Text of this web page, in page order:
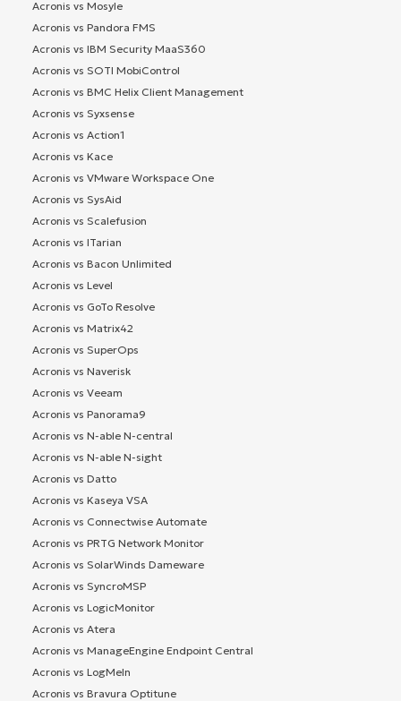
Acronis vs Mosyle
Acronis vs Pandora FMS
Acronis vs IBM Security MaaS360
Acronis vs SOTI MobiControl
Acronis vs BMC Helix Client Management
Acronis vs Syxsense
Acronis vs Action1
Acronis vs Kace
Acronis vs VMware Workspace One
Acronis vs SysAid
Acronis vs Scalefusion
Acronis vs ITarian
Acronis vs Bacon Unlimited
Acronis vs Level
Acronis vs GoTo Resolve
Acronis vs Matrix42
Acronis vs SuperOps
Acronis vs Naverisk
Acronis vs Veeam
Acronis vs Panorama9
Acronis vs N-able N-central
Acronis vs N-able N-sight
Acronis vs Datto
Acronis vs Kaseya VSA
Acronis vs Connectwise Automate
Acronis vs PRTG Network Monitor
Acronis vs SolarWinds Dameware
Acronis vs SyncroMSP
Acronis vs LogicMonitor
Acronis vs Atera
Acronis vs ManageEngine Endpoint Central
Acronis vs LogMeIn
Acronis vs Bravura Optitune